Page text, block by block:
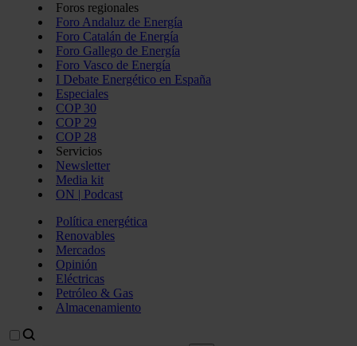
Foros regionales
Foro Andaluz de Energía
Foro Catalán de Energía
Foro Gallego de Energía
Foro Vasco de Energía
I Debate Energético en España
Especiales
COP 30
COP 29
COP 28
Servicios
Newsletter
Media kit
ON | Podcast
Política energética
Renovables
Mercados
Opinión
Eléctricas
Petróleo & Gas
Almacenamiento